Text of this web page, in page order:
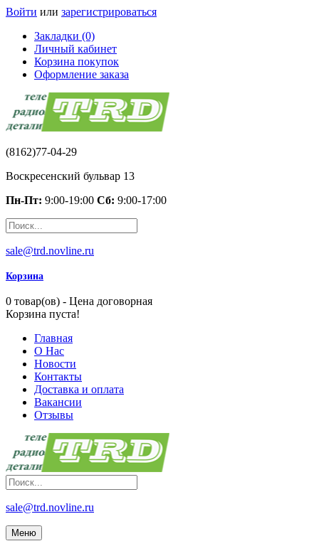
Войти или зарегистрироваться
Закладки (0)
Личный кабинет
Корзина покупок
Оформление заказа
(8162)77-04-29
Воскресенский бульвар 13
Пн-Пт: 9:00-19:00 Сб: 9:00-17:00
sale@trd.novline.ru
Корзина
0 товар(ов) - Цена договорная
Корзина пуста!
Главная
О Нас
Новости
Контакты
Доставка и оплата
Вакансии
Отзывы
sale@trd.novline.ru
Меню